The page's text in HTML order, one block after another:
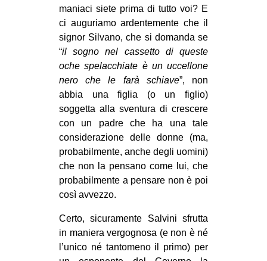
maniaci siete prima di tutto voi? E
ci auguriamo ardentemente che il
signor Silvano, che si domanda se
“il sogno nel cassetto di queste
oche spelacchiate è un uccellone
nero che le farà schiave”, non
abbia una figlia (o un figlio)
soggetta alla sventura di crescere
con un padre che ha una tale
considerazione delle donne (ma,
probabilmente, anche degli uomini)
che non la pensano come lui, che
probabilmente a pensare non è poi
così avvezzo.
Certo, sicuramente Salvini sfrutta
in maniera vergognosa (e non è né
l’unico né tantomeno il primo) per